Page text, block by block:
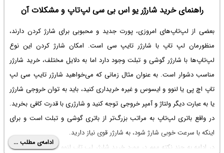
راهنمای خرید شارژر یو اس بی سی لپ‌تاپ و مشکلات آن
بعضی از لپ‌تاپ‌های امروزی، پورت جدید و محبوبی برای شارژ کردن دارند،
منظورمان لپ تاپ با شارژر تایپ سی است. امکان شارژ کردن این نوع
لپ‌تاپ‌ها با شارژر گوشی و تبلت وجود دارد اما به دلایل مختلف، خرید شارژر
مناسب دشوار است. به عنوان مثال زمانی که می‌خواهید شارژر تایپ سی لپ
تاپ اچ پی یا لنوو و ایسوس و غیره خریداری کنید، باید به توان خروجی شارژر
یا به عبارت دیگر ولتاژ و آمپر خروجی توجه کنید و شارژری با قدرت کافی بخرید.
در واقع باتری لپ‌تاپ به مراتب بزرگ‌تر از باتری گوشی و تبلت است و برای
اینکه با سرعت خوبی شارژ شود، به شارژر قوی نیاز دارید.
در ادامه به چند نکته مهم در مورد خرید شارژر لپ تاپ لنوو تایپ سیو اچ پی
ادامه‌ی مطلب ...